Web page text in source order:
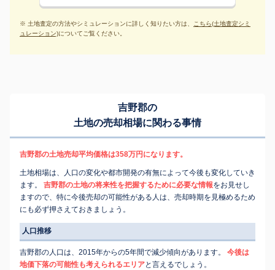
※ 土地査定の方法やシミュレーションに詳しく知りたい方は、 こちら(土地査定シミ
ュレーション)についてご覧ください。
吉野郡の
土地の売却相場に関わる事情
吉野郡の土地売却平均価格は358万円になります。
土地相場は、人口の変化や都市開発の有無によって今後も変化していき
ます。
吉野郡の土地の将来性を把握するために必要な情報をお見せし
ますので、特に今後売却の可能性がある人は、売却時期を見極めるため
にも必ず押さえておきましょう。
人口推移
吉野郡の人口は、2015年からの5年間で減少傾向があります。
今後は
地価下落の可能性も考えられるエリアと言えるでしょう。